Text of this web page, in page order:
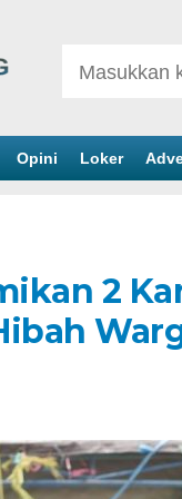
Opini Loker
2